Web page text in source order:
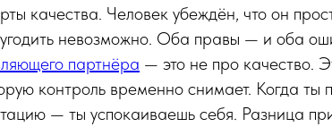
качества. Человек убеждён, что он
невозможно. Оба правы — и оба
партнёра — это не про качество.
контроль временно снимает. Когда
— ты успокаиваешь себя. Разница